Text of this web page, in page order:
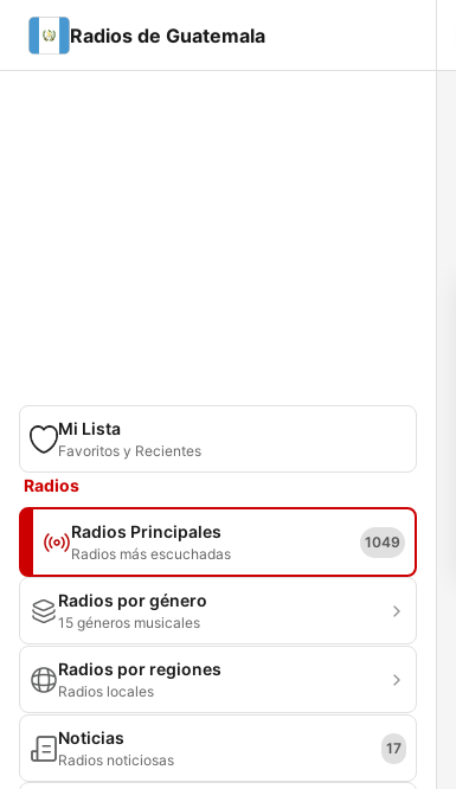
Radios de Guatemala
Mi Lista
Favoritos y Recientes
Radios
Radios Principales
Radios más escuchadas
1049
Radios por género
15 géneros musicales
Radios por regiones
Radios locales
Noticias
Radios noticiosas
17